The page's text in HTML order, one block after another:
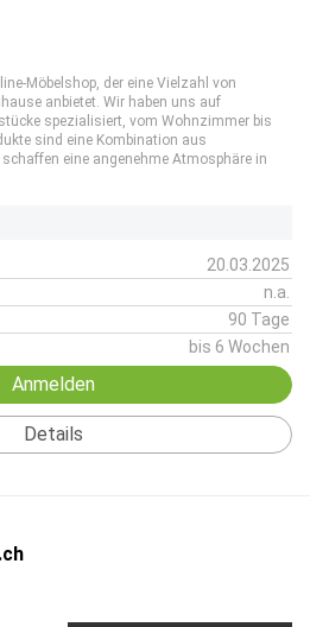
Möbelshop, der eine Vielzahl von
anbietet. Wir haben uns auf
spezialisiert, vom Wohnzimmer bis
sind eine Kombination aus
eine angenehme Atmosphäre in
20.03.2025
n.a.
90 Tage
bis 6 Wochen
Anmelden
Details